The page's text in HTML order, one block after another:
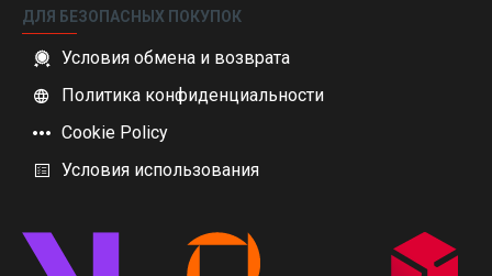
ДЛЯ БЕЗОПАСНЫХ ПОКУПОК
Условия обмена и возврата
Политика конфиденциальности
Cookie Policy
Условия использования